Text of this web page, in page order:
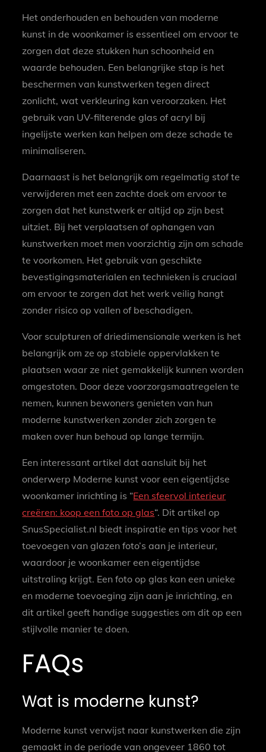
Het onderhouden en behouden van moderne
kunst in de woonkamer is essentieel om ervoor te
zorgen dat deze stukken hun schoonheid en
waarde behouden. Een belangrijke stap is het
beschermen van kunstwerken tegen direct
zonlicht, wat verkleuring kan veroorzaken. Het
gebruik van UV-filterende glas of acryl bij
ingelijste werken kan helpen om deze schade te
minimaliseren.
Daarnaast is het belangrijk om regelmatig stof te
verwijderen met een zachte doek om ervoor te
zorgen dat het kunstwerk er altijd op zijn best
uitziet. Bij het verplaatsen of ophangen van
kunstwerken moet men voorzichtig zijn om schade
te voorkomen. Het gebruik van geschikte
bevestigingsmaterialen en technieken is cruciaal
om ervoor te zorgen dat het werk veilig hangt
zonder risico op vallen of beschadigen.
Voor sculpturen of driedimensionale werken is het
belangrijk om ze op stabiele oppervlakken te
plaatsen waar ze niet gemakkelijk kunnen worden
omgestoten. Door deze voorzorgsmaatregelen te
nemen, kunnen bewoners genieten van hun
moderne kunstwerken zonder zich zorgen te
maken over hun behoud op lange termijn.
Een interessant artikel dat aansluit bij het
onderwerp Moderne kunst voor een eigentijdse
woonkamer inrichting is “Een sfeervol interieur
creëren: koop een foto op glas“. Dit artikel op
SnusSpecialist.nl biedt inspiratie en tips voor het
toevoegen van glazen foto’s aan je interieur,
waardoor je woonkamer een eigentijdse
uitstraling krijgt. Een foto op glas kan een unieke
en moderne toevoeging zijn aan je inrichting, en
dit artikel geeft handige suggesties om dit op een
stijlvolle manier te doen.
FAQs
Wat is moderne kunst?
Moderne kunst verwijst naar kunstwerken die zijn
gemaakt in de periode van ongeveer 1860 tot